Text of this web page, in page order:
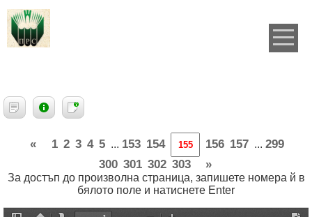
« 1 2 3 4 5 ... 153 154 156 157 ... 299
300 301 302 303 »
За достъп до произволна страница, запишете номера й в
бялото поле и натиснете Enter